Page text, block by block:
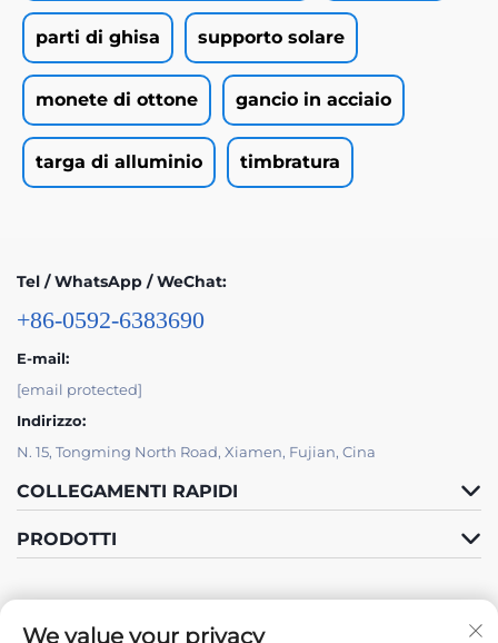
parti di ghisa supporto solare
monete di ottone gancio in acciaio
targa di alluminio timbratura
Tel / WhatsApp / WeChat:
+86-0592-6383690
E-mail:
[email protected]
Indirizzo:
N. 15, Tongming North Road, Xiamen, Fujian, Cina
COLLEGAMENTI RAPIDI
PRODOTTI
We value your privacy